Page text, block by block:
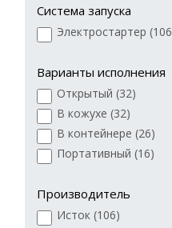
Система запуска
Электростартер (106
Варианты исполнения
Открытый (32)
В кожухе (32)
В контейнере (26)
Портативный (16)
Производитель
Исток (106)